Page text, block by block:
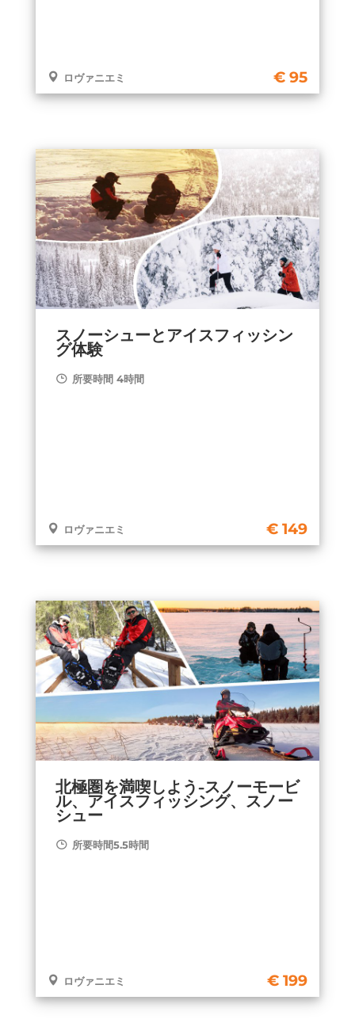
ロヴァニエミ 95
スノーシューとアイスフィッシン
グ体験
所要時間 4時間
ロヴァニエミ 149
北極圏を満喫しよう-スノーモービ
ル、アイスフィッシング、スノー
シュー
所要時間5.5時間
ロヴァニエミ 199